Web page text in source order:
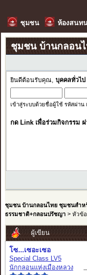
ชุมชน ห้องสนท
ชุมชน บ้านกลอน
ยินดีต้อนรับคุณ, บุคคลทั่วไป
เข้าสู่ระบบด้วยชื่อผู้ใช้ รหัสผ่าน
กด Link เพื่อร่วมกิจกรรม
ชุมชน บ้านกลอนไทย ชุมชนสำห
ธรรมชาติ+กลอนปรัชญา > หัวข้
ผู้เขียน
โซ...เซอะเซอ
Special Class LV5
นักกลอนแห่งเมืองหลวง